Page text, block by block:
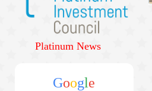
Platinum News
Google